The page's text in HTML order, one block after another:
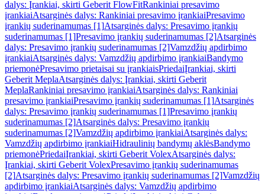
dalys: Įrankiai, skirti Geberit FlowFitRankiniai presavimo
įrankiaiAtsarginės dalys: Rankiniai presavimo įrankiaiPresavimo
įrankių suderinamumas [1]Atsarginės dalys: Presavimo įrankių
suderinamumas [1]Presavimo įrankių suderinamumas [2]Atsarginės
dalys: Presavimo įrankių suderinamumas [2]Vamzdžių apdirbimo
įrankiaiAtsarginės dalys: Vamzdžių apdirbimo įrankiaiBandymo
priemonėPresavimo prietaisai su įrankiaisPriedaiĮrankiai, skirti
Geberit MeplaAtsarginės dalys: Įrankiai, skirti Geberit
MeplaRankiniai presavimo įrankiaiAtsarginės dalys: Rankiniai
presavimo įrankiaiPresavimo įrankių suderinamumas [1]Atsarginės
dalys: Presavimo įrankių suderinamumas [1]Presavimo įrankių
suderinamumas [2]Atsarginės dalys: Presavimo įrankių
suderinamumas [2]Vamzdžių apdirbimo įrankiaiAtsarginės dalys:
Vamzdžių apdirbimo įrankiaiHidraulinių bandymų aklėsBandymo
priemonėPriedaiĮrankiai, skirti Geberit VolexAtsarginės dalys:
Įrankiai, skirti Geberit VolexPresavimo įrankių suderinamumas
[2]Atsarginės dalys: Presavimo įrankių suderinamumas [2]Vamzdžių
apdirbimo įrankiaiAtsarginės dalys: Vamzdžių apdirbimo